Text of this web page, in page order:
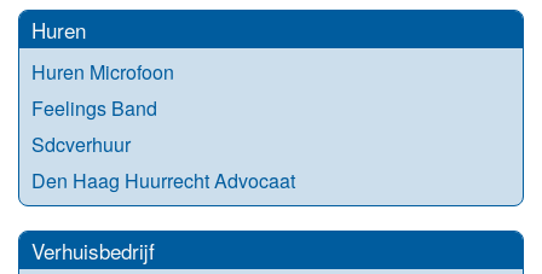
Huren
Huren Microfoon
Feelings Band
Sdcverhuur
Den Haag Huurrecht Advocaat
Verhuisbedrijf